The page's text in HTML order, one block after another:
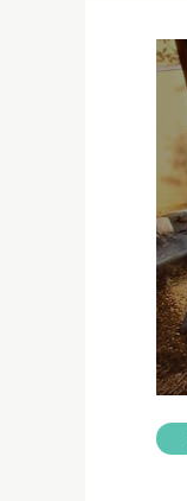
コ
ン
へ
ス
キ
ッ
プ